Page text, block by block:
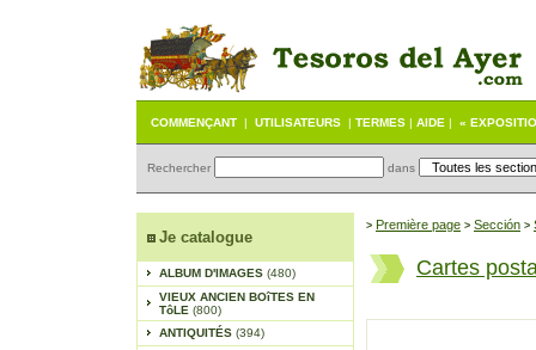
COMMENÇANT | UTILISATEURS | TERMES | AIDE | «
Rechercher dans
Je catalogue
ALBUM D'IMAGES (480)
VIEUX ANCIEN BOîTES EN
TôLE (800)
ANTIQUITÉS (394)
> Première page > Sección >
Cartes